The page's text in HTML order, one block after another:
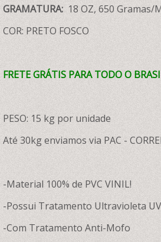
GRAMATURA: 18 OZ, 650 Gramas/
COR: PRETO FOSCO
FRETE GRÁTIS PARA TODO O
PESO: 15 kg por unidade
Até 30kg enviamos via PAC -
-Material 100% de PVC VINIL!
-Possui Tratamento Ultravioleta
-Com Tratamento Anti-Mofo